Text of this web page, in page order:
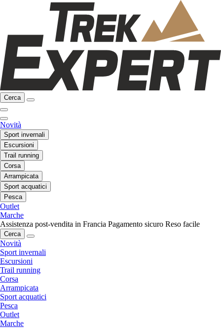
Cerca
Novità
Sport invernali
Escursioni
Trail running
Corsa
Arrampicata
Sport acquatici
Pesca
Outlet
Marche
Assistenza post-vendita in Francia Pagamento sicuro Reso facile
Cerca
Novità
Sport invernali
Escursioni
Trail running
Corsa
Arrampicata
Sport acquatici
Pesca
Outlet
Marche